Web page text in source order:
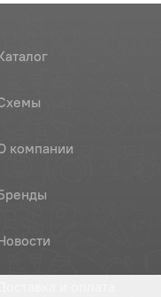
компании